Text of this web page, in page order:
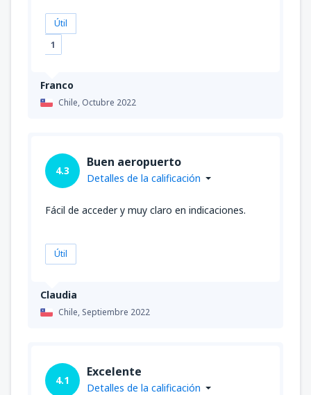
Franco
Chile, Octubre 2022
Útil
1
Claudia
Chile, Septiembre 2022
4.3
Buen aeropuerto
Detalles de la calificación
Fácil de acceder y muy claro en indicaciones.
Útil
4.1
Excelente
Detalles de la calificación